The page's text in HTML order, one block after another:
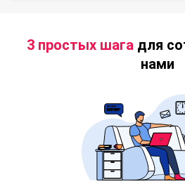
3 простых шагадля
нами